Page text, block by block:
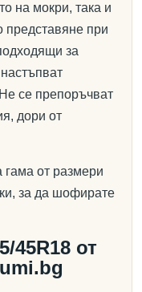
на мокри, така и
представяне при
за
се препоръчват
дори от
от размери
за да шофирате
45R18 от